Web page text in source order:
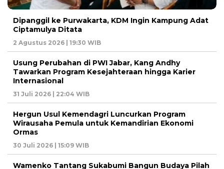
Dipanggil ke Purwakarta, KDM Ingin Kampung Adat
Ciptamulya Ditata
2 Agustus 2026 | 19:30 WIB
Usung Perubahan di PWI Jabar, Kang Andhy
Tawarkan Program Kesejahteraan hingga Karier
Internasional
31 Juli 2026 | 22:04 WIB
Hergun Usul Kemendagri Luncurkan Program
Wirausaha Pemula untuk Kemandirian Ekonomi
Ormas
30 Juli 2026 | 15:09 WIB
Wamenko Tantang Sukabumi Bangun Budaya Pilah